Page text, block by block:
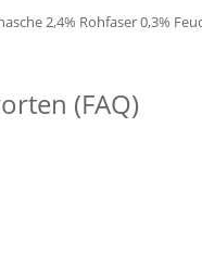
2,4% Rohfaser 0,3%
(FAQ)